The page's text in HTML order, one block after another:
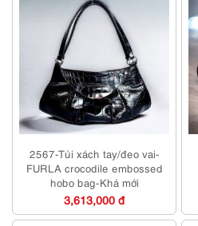
2567-Túi xách tay/đeo vai-
FURLA crocodile embossed
hobo bag-Khá mới
3,613,000 đ